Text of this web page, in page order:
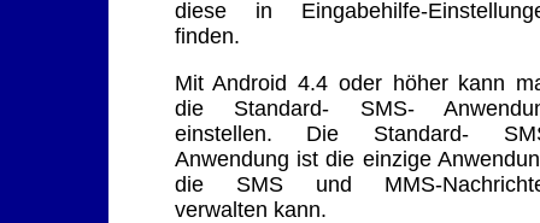
diese in Eingabehilfe-
finden.
Mit Android 4.4 oder höher kann
die Standard- SMS-
einstellen. Die Standard-
Anwendung ist die einzige
die SMS und MMS-
verwalten kann.